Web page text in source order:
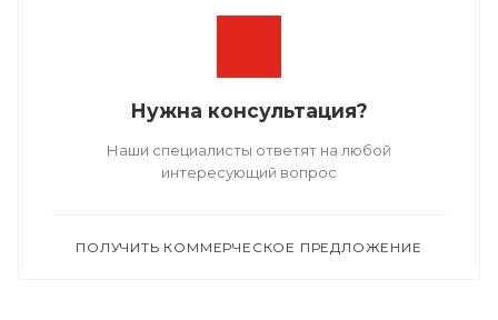
Нужна консультация?
Наши специалисты ответят на любой
интересующий вопрос
ПОЛУЧИТЬ КОММЕРЧЕСКОЕ ПРЕДЛОЖЕНИЕ